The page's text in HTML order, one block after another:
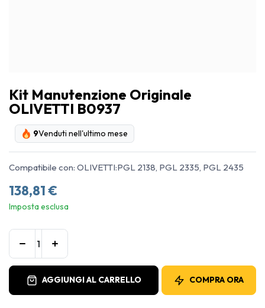
Kit Manutenzione Originale
OLIVETTI B0937
9Venduti nell'ultimo mese
Compatibile con: OLIVETTI:PGL 2138, PGL 2335, PGL 2435
138,81€
Imposta esclusa
AGGIUNGI AL CARRELLO COMPRA ORA